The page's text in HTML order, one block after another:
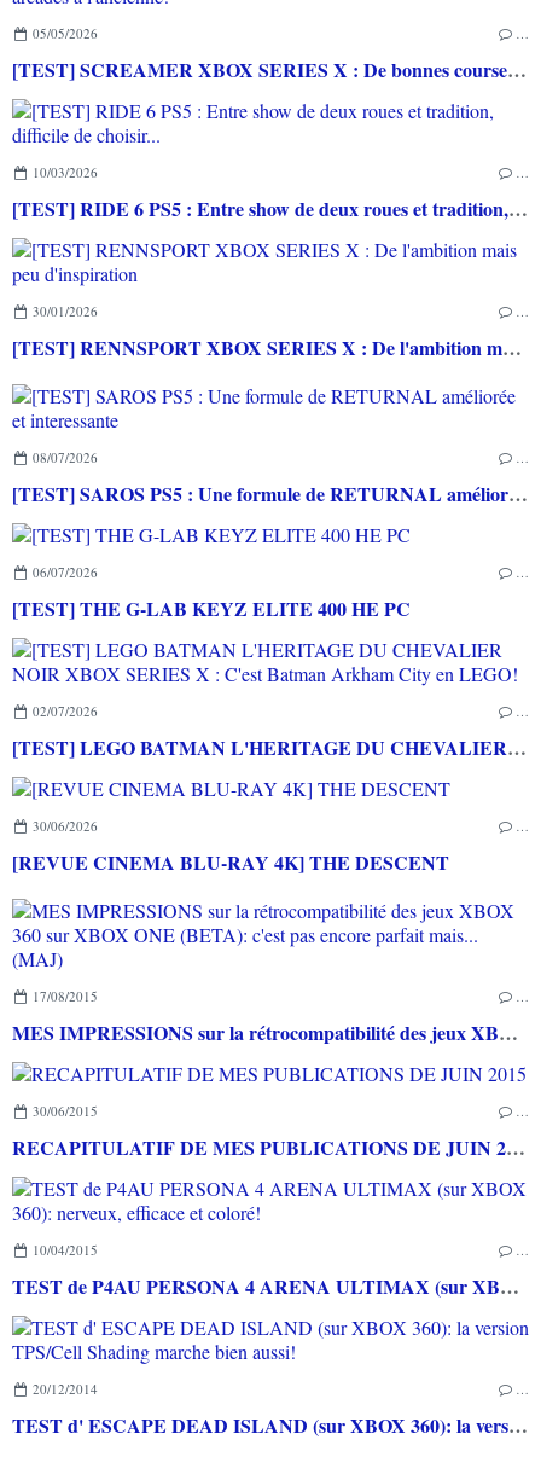
05/05/2026 …
[TEST] SCREAMER XBOX SERIES X : De bonnes courses arcades à l'ancienne!
10/03/2026 …
[TEST] RIDE 6 PS5 : Entre show de deux roues et tradition, difficile de choisir...
30/01/2026 …
[TEST] RENNSPORT XBOX SERIES X : De l'ambition mais peu d'inspiration
08/07/2026 …
[TEST] SAROS PS5 : Une formule de RETURNAL améliorée et interessante
06/07/2026 …
[TEST] THE G-LAB KEYZ ELITE 400 HE PC
02/07/2026 …
[TEST] LEGO BATMAN L'HERITAGE DU CHEVALIER NOIR XBOX SERIES X : C'est Batman Arkham City en LEGO!
30/06/2026 …
[REVUE CINEMA BLU-RAY 4K] THE DESCENT
17/08/2015 …
MES IMPRESSIONS sur la rétrocompatibilité des jeux XBOX 360 sur XBOX ONE (BETA): c'est pas encore parfait mais... (MAJ)
30/06/2015 …
RECAPITULATIF DE MES PUBLICATIONS DE JUIN 2015
10/04/2015 …
TEST de P4AU PERSONA 4 ARENA ULTIMAX (sur XBOX 360): nerveux, efficace et coloré!
20/12/2014 …
TEST d' ESCAPE DEAD ISLAND (sur XBOX 360): la version TPS/Cell Shading marche bien aussi!